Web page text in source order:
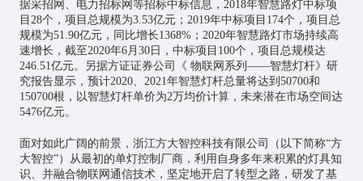
据采招网、电力招标网等招标中标信息，2018年智慧路灯中标项
目28个，项目总规模为3.53亿元；2019年中标项目174个，项目总
规模为51.90亿元，同比增长1368%；2020年智慧路灯市场持续高
速增长，截至2020年6月30日，中标项目100个，项目总规模达
246.51亿元。另据方证证券公司《 物联网系列——智慧灯杆》研
究报告显示，预计2020、2021年智慧灯杆总量将达到50700和
150700根，以智慧灯杆单价为2万均价计算，未来潜在市场空间达
5476亿元。
面对如此广阔的前景，浙江方大智控科技有限公司（以下简称“方
大智控”）从最初的单灯控制厂商，利用自身多年来积累的灯具知
识、并融合物联网通信技术，坚定地开启了转型之路，研发了基